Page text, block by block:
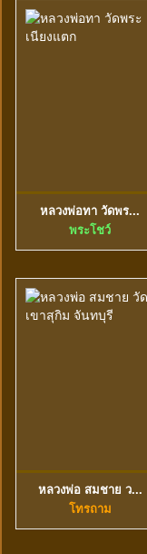
ดูข้อมูลเพิ่มเติม
หลวงพ่อทา วัดพร...
พระโชว์
ดูข้อมูลเพิ่มเติม
หลวงพ่อ สมชาย ว...
โทรถาม